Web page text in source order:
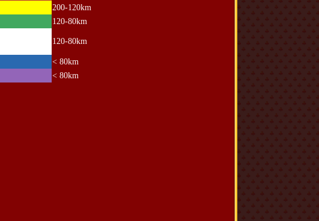
200-120km
120-80km
120-80km
< 80km
< 80km